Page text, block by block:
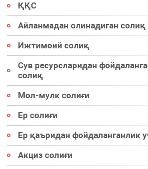
ҚҚС
Айланмадан олинадиган солиқ
Ижтимоий солиқ
Сув ресурсларидан
солиқ
Мол-мулк солиғи
Ер солиғи
Ер қаъридан фойдаланганлик
Акциз солиғи